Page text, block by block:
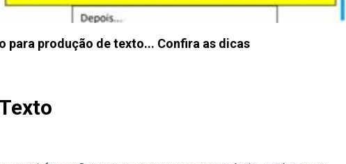
para produção de texto... Confira as dicas